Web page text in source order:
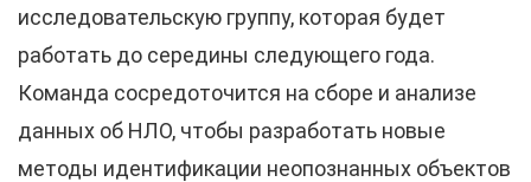
исследовательскую группу, которая будет
работать до середины следующего года.
Команда сосредоточится на сборе и анализе
данных об НЛО, чтобы разработать новые
методы идентификации неопознанных объектов